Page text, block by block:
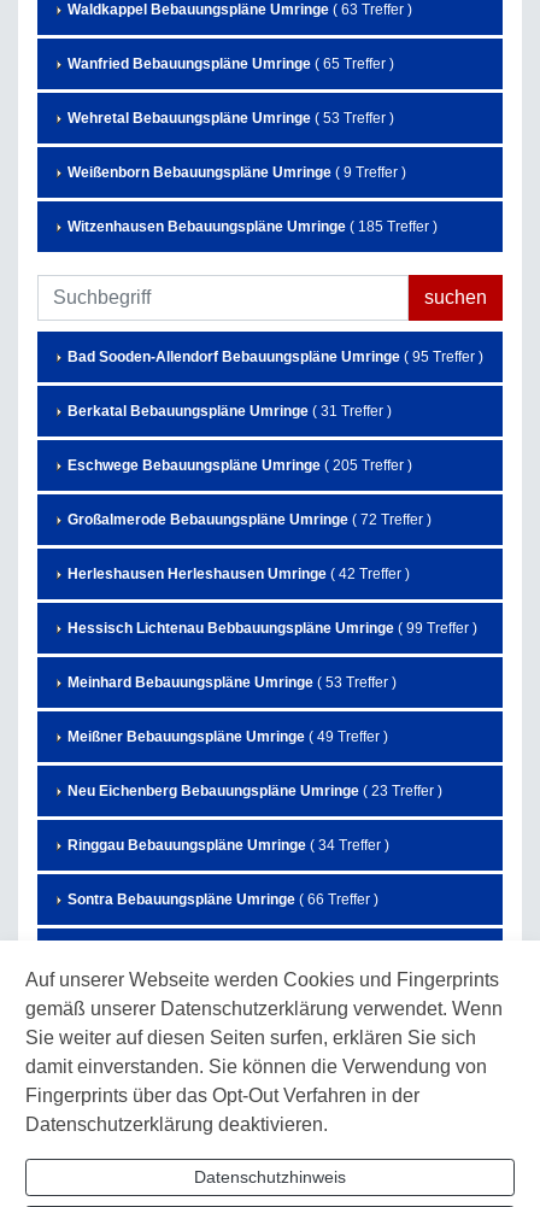
Auf unserer Webseite werden Cookies und Fingerprints
gemäß unserer Datenschutzerklärung verwendet. Wenn
Sie weiter auf diesen Seiten surfen, erklären Sie sich
damit einverstanden. Sie können die Verwendung von
Fingerprints über das Opt-Out Verfahren in der
Datenschutzerklärung deaktivieren.
Datenschutzhinweis
Waldkappel Bebauungspläne Umringe ( 63 Treffer )
Wanfried Bebauungspläne Umringe ( 65 Treffer )
Wehretal Bebauungspläne Umringe ( 53 Treffer )
Weißenborn Bebauungspläne Umringe ( 9 Treffer )
Witzenhausen Bebauungspläne Umringe ( 185 Treffer )
Bad Sooden-Allendorf Bebauungspläne Umringe ( 95 Treffer )
Berkatal Bebauungspläne Umringe ( 31 Treffer )
Eschwege Bebauungspläne Umringe ( 205 Treffer )
Großalmerode Bebauungspläne Umringe ( 72 Treffer )
Herleshausen Herleshausen Umringe ( 42 Treffer )
Hessisch Lichtenau Bebbauungspläne Umringe ( 99 Treffer )
Meinhard Bebauungspläne Umringe ( 53 Treffer )
Meißner Bebauungspläne Umringe ( 49 Treffer )
Neu Eichenberg Bebauungspläne Umringe ( 23 Treffer )
Ringgau Bebauungspläne Umringe ( 34 Treffer )
Sontra Bebauungspläne Umringe ( 66 Treffer )
Wanfried Bebauungspläne Umringe( 65 Treffer )
Wehretal Bebauungspläne Umringe ( 53 Treffer )
Weißenborn Bebauungspläne Umringe
Witzenhausen Bebauungspläne Umringe